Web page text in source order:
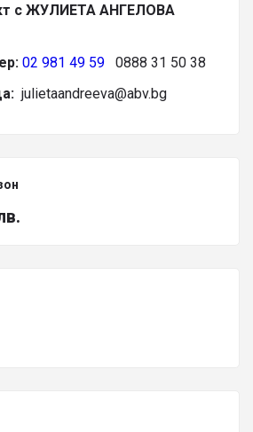
с ЖУЛИЕТА АНГЕЛОВА
02 981 49 59 0888 31 50 38
julietaandreeva@abv.bg